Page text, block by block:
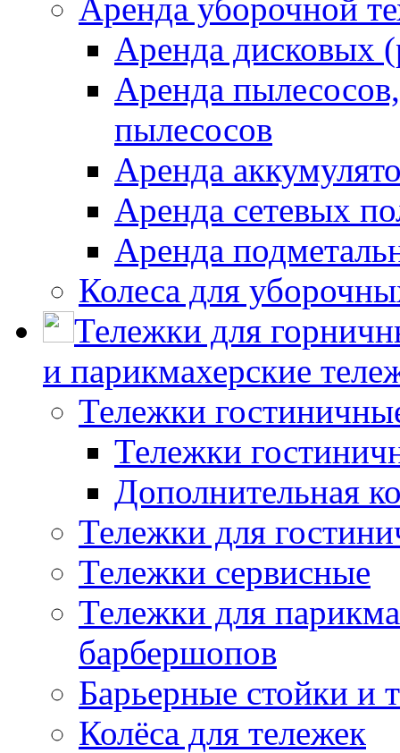
Аренда уборочной
Аренда дисковых
Аренда
пылесосов
Аренда
Аренда сетевых
Аренда
Колеса для
Тележки для
и парикмахерские
Тележки
Тележки
Дополнительная
Тележки для
Тележки сервисные
Тележки для
барбершопов
Барьерные стойки и
Колёса для тележек